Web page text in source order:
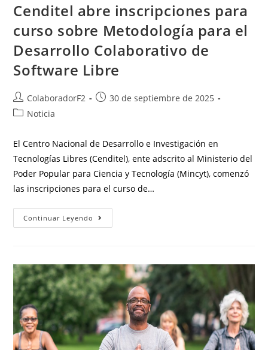
Cenditel abre inscripciones para
curso sobre Metodología para el
Desarrollo Colaborativo de
Software Libre
ColaboradorF2
30 de septiembre de 2025
Noticia
El Centro Nacional de Desarrollo e Investigación en
Tecnologías Libres (Cenditel), ente adscrito al Ministerio del
Poder Popular para Ciencia y Tecnología (Mincyt), comenzó
las inscripciones para el curso de…
Continuar Leyendo